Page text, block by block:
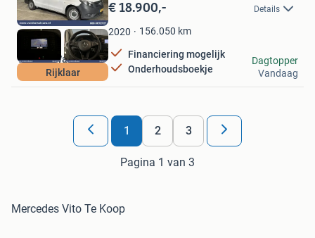
Mijn
Favorieten
Rijklaar
€ 18.900,- Details
2020 156.050 km
Financiering mogelijk
Onderhoudsboekje
Van der Wal Vans
Langerak
Dagtopper
Vandaag
1 2 3
Pagina 1 van 3
Mercedes Vito Te Koop